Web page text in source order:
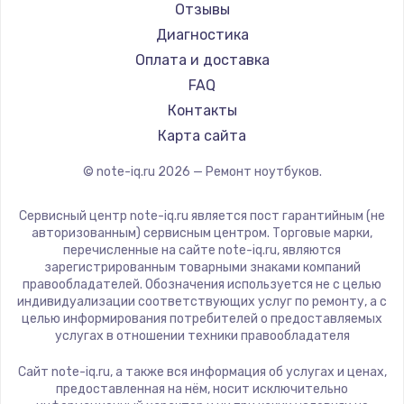
Ремонт ноутбуков DEXP
Ремонт ноутбуков Teclast
Ремонт ноутбуков CHUWI
Ремонт ноутбуков Colorful
Aorus
Maibenben
Getac
Epson
Philips
LG
Thunderobot
Hasee
ZTE
Hiper
Evga
Google
Ardor
Отзывы
Диагностика
Оплата и доставка
FAQ
Контакты
Карта сайта
© note-iq.ru 2026 — Ремонт ноутбуков.
Сервисный центр note-iq.ru является пост гарантийным (не
авторизованным) сервисным центром. Торговые марки,
перечисленные на сайте note-iq.ru, являются
зарегистрированным товарными знаками компаний
правообладателей. Обозначения используется не с целью
индивидуализации соответствующих услуг по ремонту, а с
целью информирования потребителей о предоставляемых
услугах в отношении техники правообладателя
Сайт note-iq.ru, а также вся информация об услугах и ценах,
предоставленная на нём, носит исключительно